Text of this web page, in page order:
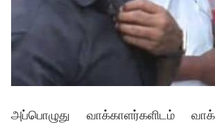
அப்பொழுது வாக்காளர்களிடம்